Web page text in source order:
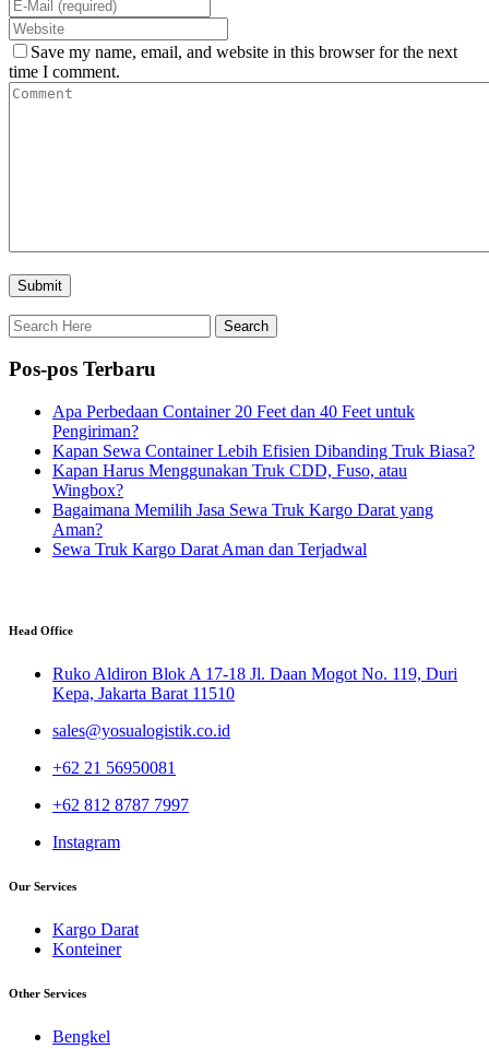
Save my name, email, and website in this browser for the next
time I comment.
Pos-pos Terbaru
Apa Perbedaan Container 20 Feet dan 40 Feet untuk
Pengiriman?
Kapan Sewa Container Lebih Efisien Dibanding Truk Biasa?
Kapan Harus Menggunakan Truk CDD, Fuso, atau
Wingbox?
Bagaimana Memilih Jasa Sewa Truk Kargo Darat yang
Aman?
Sewa Truk Kargo Darat Aman dan Terjadwal
Head Office
Ruko Aldiron Blok A 17-18 Jl. Daan Mogot No. 119, Duri
Kepa, Jakarta Barat 11510
sales@yosualogistik.co.id
+62 21 56950081
+62 812 8787 7997
Instagram
Our Services
Kargo Darat
Konteiner
Other Services
Bengkel